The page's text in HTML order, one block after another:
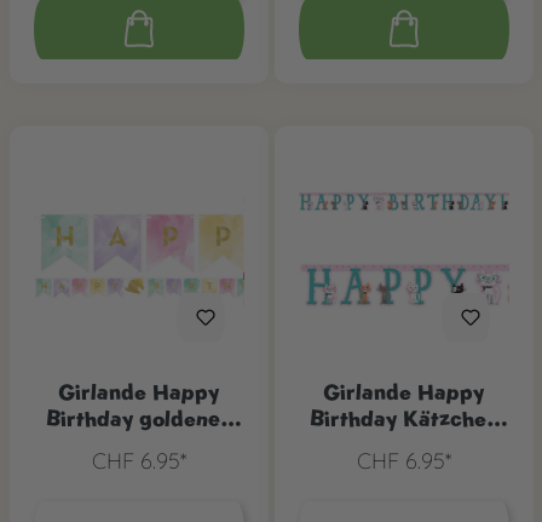
Girlande Happy
Birthday goldenes
CHF 6.95*
Girlande Happy
Birthday Kätzchen
CHF 6.95*